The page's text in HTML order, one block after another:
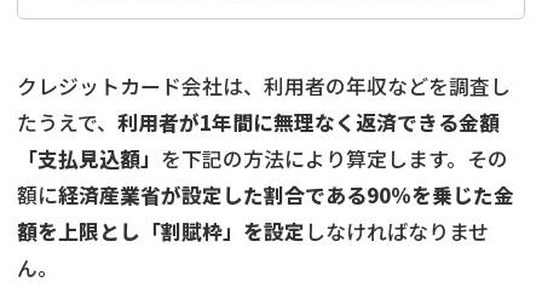
クレジットカード会社は、利用者の年収などを調査し
たうえで、 利用者が1年間に無理なく返済できる金額
「支払見込額」 を下記の方法により算定します。その
額に経済産業省が設定した割合である90％を乗じた金
額を上限とし「割賦枠」を設定 しなければなりませ
ん。